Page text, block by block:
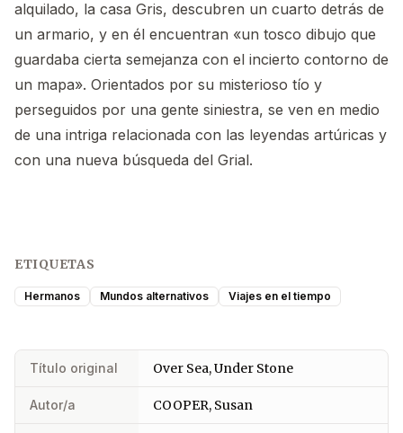
alquilado, la casa Gris, descubren un cuarto detrás de
un armario, y en él encuentran «un tosco dibujo que
guardaba cierta semejanza con el incierto contorno de
un mapa». Orientados por su misterioso tío y
perseguidos por una gente siniestra, se ven en medio
de una intriga relacionada con las leyendas artúricas y
con una nueva búsqueda del Grial.
ETIQUETAS
Hermanos Mundos alternativos Viajes en el tiempo
Título original Over Sea, Under Stone
Autor/a COOPER, Susan